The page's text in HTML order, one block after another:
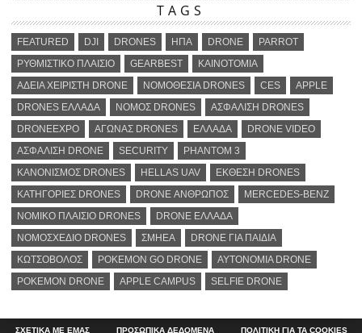
TAGS
FEATURED DJI DRONES ΗΠΑ DRONE
PARROT
ΡΥΘΜΙΣΤΙΚΟ ΠΛΑΙΣΙΟ
GEARBEST
ΚΑΙΝΟΤΟΜΙΑ
ΑΔΕΙΑ ΧΕΙΡΙΣΤΗ DRONE
ΝΟΜΟΘΕΣΙΑ DRONES CES
APPLE
DRONES ΕΛΛΑΔΑ
ΝΟΜΟΣ DRONES
ΑΣΦΑΛΙΣΗ DRONES
DRONEEXPO
ΑΓΩΝΑΣ DRONES ΕΛΛΑΔΑ
DRONE VIDEO
ΑΣΦΑΛΙΣΗ DRONE
SECURITY
PHANTOM 3
ΚΑΝΟΝΙΣΜΟΣ DRONES
HELLAS UAV
ΕΚΘΕΣΗ DRONES
ΚΑΤΗΓΟΡΙΕΣ DRONES
DRONE ΑΝΘΡΩΠΟΣ
MERCEDES-BENZ
ΝΟΜΙΚΟ ΠΛΑΙΣΙΟ DRONES
DRONE ΕΛΛΑΔΑ
ΝΟΜΟΣΧΕΔΙΟ DRONES
ΣΜΗΕΑ
DRONE ΓΙΑ ΠΑΙΔΙΑ
ΚΩΤΣΟΒΟΛΟΣ
POKEMON GO DRONE
ΑΥΤΟΝΟΜΙΑ DRONE
POKEMON DRONE
APPLE CAMPUS SELFIE DRONE
ΣΧΕΤΙΚΑ ΜΕ ΕΜΑΣ ΠΡΟΣΩΠΙΚΑ ΔΕΔΟΜΕΝΑ ΠΟΛΙΤΙΚΗ ΓΙΑ ΤΑ COOKIES